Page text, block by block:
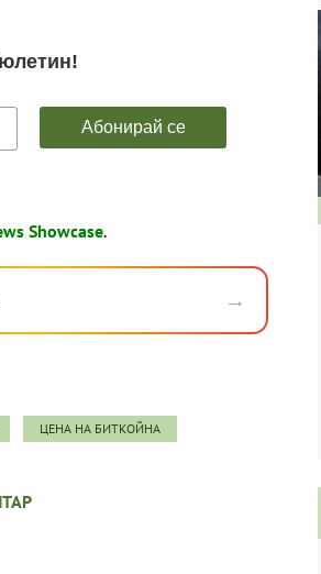
Showcase.
→
ЦЕНА НА БИТКОЙНА